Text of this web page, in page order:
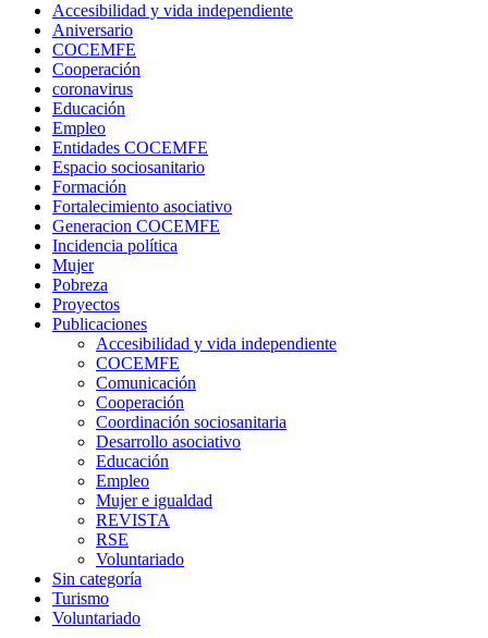
Accesibilidad y vida independiente
Aniversario
COCEMFE
Cooperación
coronavirus
Educación
Empleo
Entidades COCEMFE
Espacio sociosanitario
Formación
Fortalecimiento asociativo
Generacion COCEMFE
Incidencia política
Mujer
Pobreza
Proyectos
Publicaciones
Accesibilidad y vida independiente
COCEMFE
Comunicación
Cooperación
Coordinación sociosanitaria
Desarrollo asociativo
Educación
Empleo
Mujer e igualdad
REVISTA
RSE
Voluntariado
Sin categoría
Turismo
Voluntariado